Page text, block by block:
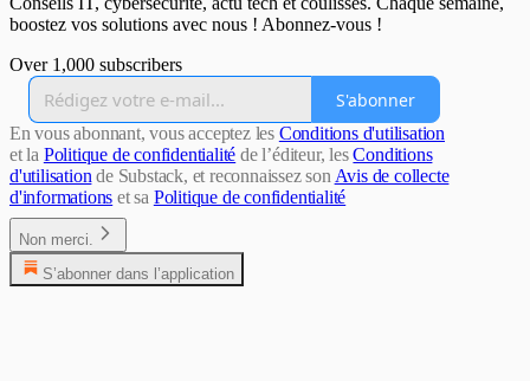
boostez vos solutions avec nous ! Abonnez-vous !
Over 1,000 subscribers
S'abonner
En vous abonnant, vous acceptez les Conditions d'utilisation
et la Politique de confidentialité de l’éditeur, lesConditions
d'utilisationde Substack, et reconnaissez sonAvis de collecte
d'informations et sa Politique de confidentialité
Non merci.
S’abonner dans l’application